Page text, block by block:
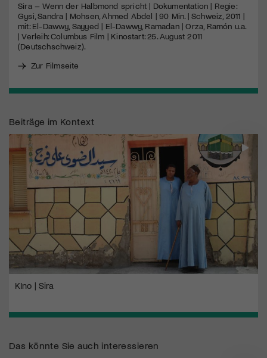
Sira – Wenn der Halbmond spricht | Dokumentation | Regie:
Gysi, Sandra | Mohsen, Ahmed Abdel | 90 Min. | Schweiz, 2011 |
mit: El-Dawwy, Sayyed | El-Dawwy, Ramadan | Orza, Ramón u.a.
| Verleih: Columbus Film | Kinostart: 25. August 2011
(Deutschschweiz).
Zur Filmseite
Beiträge im Kontext
KIno | Sira
Das könnte Sie auch interessieren